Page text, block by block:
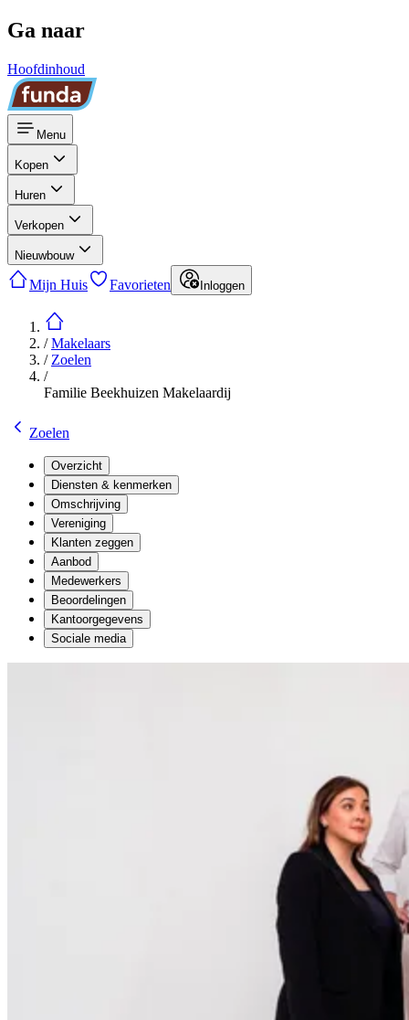
Ga naar
Hoofdinhoud
Menu
Kopen
Huren
Verkopen
Nieuwbouw
Mijn Huis Favorieten Inloggen
/Makelaars
/ Zoelen
/
Familie Beekhuizen Makelaardij
Zoelen
Overzicht
Diensten & kenmerken
Omschrijving
Vereniging
Klanten zeggen
Aanbod
Medewerkers
Beoordelingen
Kantoorgegevens
Sociale media